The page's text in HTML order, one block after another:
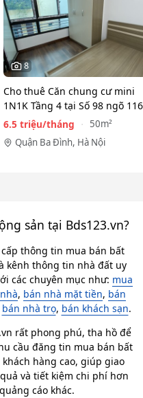
8
Cho thuê Căn chung cư mini
1N1K Tầng 4 tại Số 98 ngõ 116
Phan Kế Bính, Ba Đình.…
6.5 triệu/tháng
50m²
Quận Ba Đình, Hà Nội
sản tại Bds123.vn?
thông tin mua bán bất
kênh thông tin nhà đất uy
các chuyên mục như: mua
, bán nhà mặt tiền, bán
bán nhà trọ, bán khách sạn.
rất phong phú, tha hồ để
cầu đăng tin mua bán bất
hàng cao, giúp giao
và tiết kiệm chi phí hơn
cáo khác.